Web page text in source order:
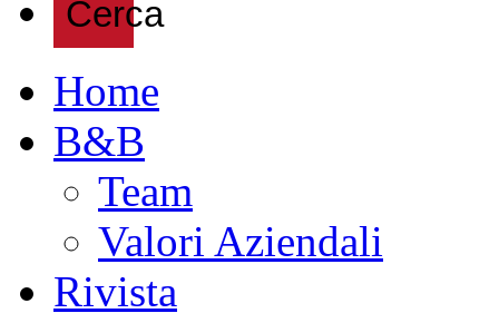
Home
B&B
Team
Valori Aziendali
Rivista